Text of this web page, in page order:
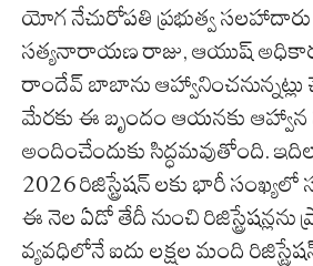
యోగ నేచురోపతి ప్రభుత్వ
సత్యనారాయణ రాజు, ఆయుష్
రాందేవ్ బాబాను ఆహ్వానించనున్నట్లు
మేరకు ఈ బృందం ఆయనకు ఆహ్వాన
అందించేందుకు సిద్ధమవుతోంది.
2026 రిజిస్ట్రేషన్ లకు భారీ సంఖ్యలో
ఈ నెల ఏడో తేదీ నుంచి రిజిస్ట్రేషన్లను
వ్యవధిలోనే ఐదు లక్షల మంది రిజిస్ట్రేషన్